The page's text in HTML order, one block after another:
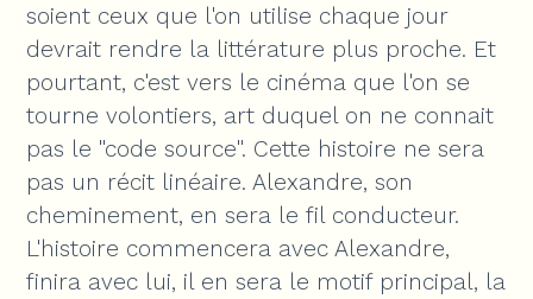
soient ceux que l'on utilise chaque jour
devrait rendre la littérature plus proche. Et
pourtant, c'est vers le cinéma que l'on se
tourne volontiers, art duquel on ne connait
pas le "code source". Cette histoire ne sera
pas un récit linéaire. Alexandre, son
cheminement, en sera le fil conducteur.
L'histoire commencera avec Alexandre,
finira avec lui, il en sera le motif principal, la